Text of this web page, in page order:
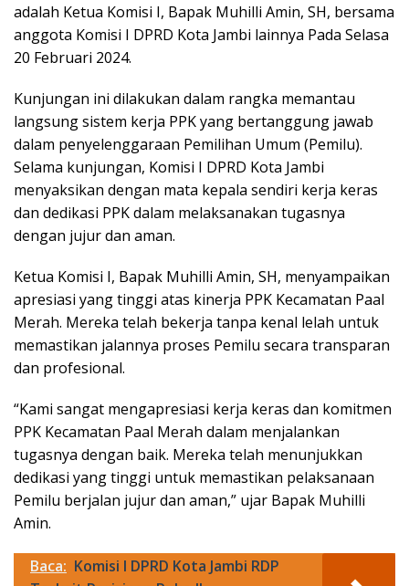
adalah Ketua Komisi I, Bapak Muhilli Amin, SH, bersama
anggota Komisi I DPRD Kota Jambi lainnya Pada Selasa
20 Februari 2024.
Kunjungan ini dilakukan dalam rangka memantau
langsung sistem kerja PPK yang bertanggung jawab
dalam penyelenggaraan Pemilihan Umum (Pemilu).
Selama kunjungan, Komisi I DPRD Kota Jambi
menyaksikan dengan mata kepala sendiri kerja keras
dan dedikasi PPK dalam melaksanakan tugasnya
dengan jujur dan aman.
Ketua Komisi I, Bapak Muhilli Amin, SH, menyampaikan
apresiasi yang tinggi atas kinerja PPK Kecamatan Paal
Merah. Mereka telah bekerja tanpa kenal lelah untuk
memastikan jalannya proses Pemilu secara transparan
dan profesional.
“Kami sangat mengapresiasi kerja keras dan komitmen
PPK Kecamatan Paal Merah dalam menjalankan
tugasnya dengan baik. Mereka telah menunjukkan
dedikasi yang tinggi untuk memastikan pelaksanaan
Pemilu berjalan jujur dan aman,” ujar Bapak Muhilli
Amin.
Baca: Komisi I DPRD Kota Jambi RDP